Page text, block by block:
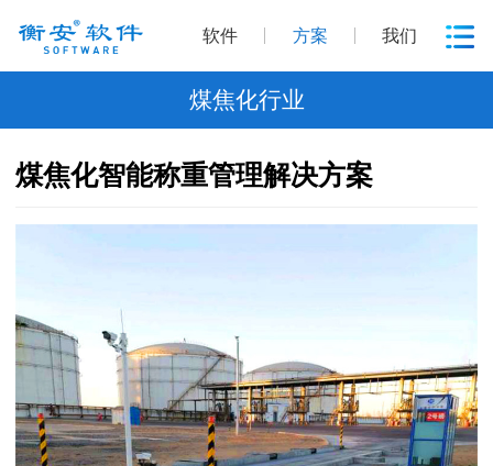
软件 方案 我们
煤焦化行业
煤焦化智能称重管理解决方案